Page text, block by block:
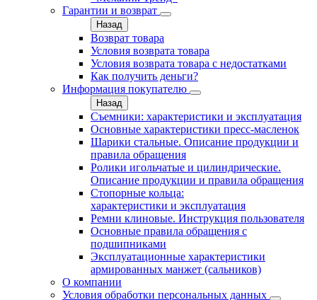
Гарантии и возврат
Назад
Возврат товара
Условия возврата товара
Условия возврата товара с недостатками
Как получить деньги?
Информация покупателю
Назад
Съемники: характеристики и эксплуатация
Основные характеристики пресс‑масленок
Шарики стальные. Описание продукции и
правила обращения
Ролики игольчатые и цилиндрические.
Описание продукции и правила обращения
Стопорные кольца:
характеристики и эксплуатация
Ремни клиновые. Инструкция пользователя
Основные правила обращения с
подшипниками
Эксплуатационные характеристики
армированных манжет (сальников)
О компании
Условия обработки персональных данных